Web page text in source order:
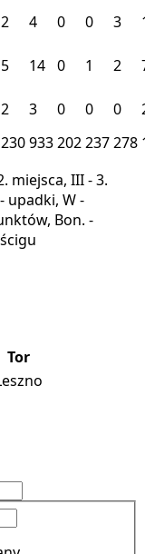
2 4 0 0 3
5 14 0 1 2
2 3 0 0 0
230933202237278
miejsca, III - 3.
upadki, W -
Bon. -
Tor